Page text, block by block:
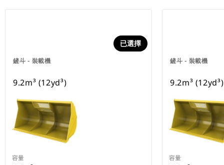
鏟斗 - 裝載機
已選擇
9.2m³ (12yd³)
容量
鏟斗 - 裝載機
9.2m³ (12yd³)
容量